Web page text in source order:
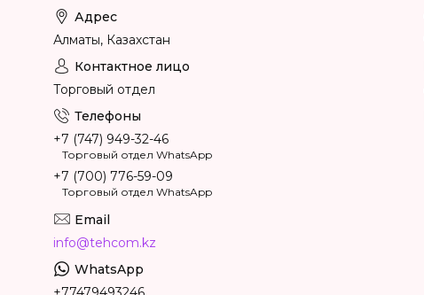
Алматы, Казахстан
Торговый отдел
+7 (747) 949-32-46
Торговый отдел WhatsApp
+7 (700) 776-59-09
Торговый отдел WhatsApp
info@tehcom.kz